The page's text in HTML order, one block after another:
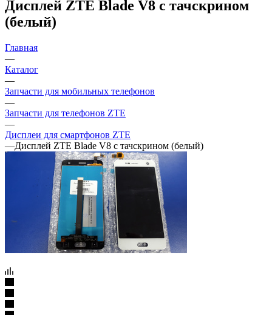
(белый)
—
Каталог
—
Запчасти для мобильных телефонов
—
Запчасти для телефонов ZTE
—
Дисплеи для смартфонов ZTE
—Дисплей ZTE Blade V8 с тачскрином (белый)